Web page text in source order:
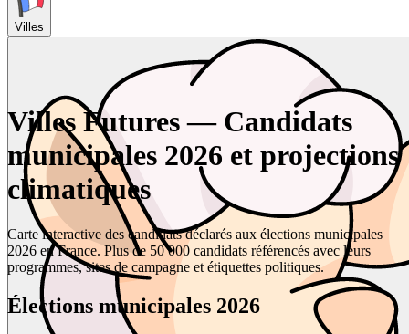
Villes
Villes Futures — Candidats
municipales 2026 et projections
climatiques
Carte interactive des candidats déclarés aux élections municipales
2026 en France. Plus de 50 000 candidats référencés avec leurs
programmes, sites de campagne et étiquettes politiques.
Élections municipales 2026